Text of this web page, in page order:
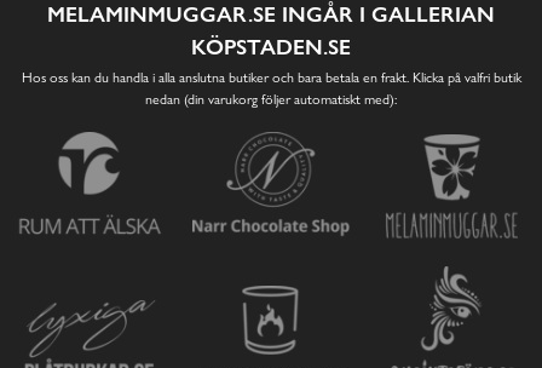
MELAMINMUGGAR.SE INGÅR I GALLERIAN
KÖPSTADEN.SE
Hos oss kan du handla i alla anslutna butiker och bara betala en frakt. Klicka på valfri butik
nedan (din varukorg följer automatiskt med):